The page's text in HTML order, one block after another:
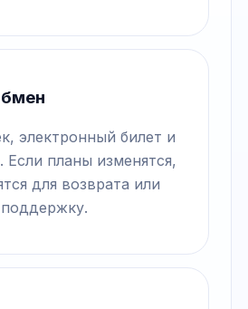
электронный билет и
Если планы изменятся,
для возврата или